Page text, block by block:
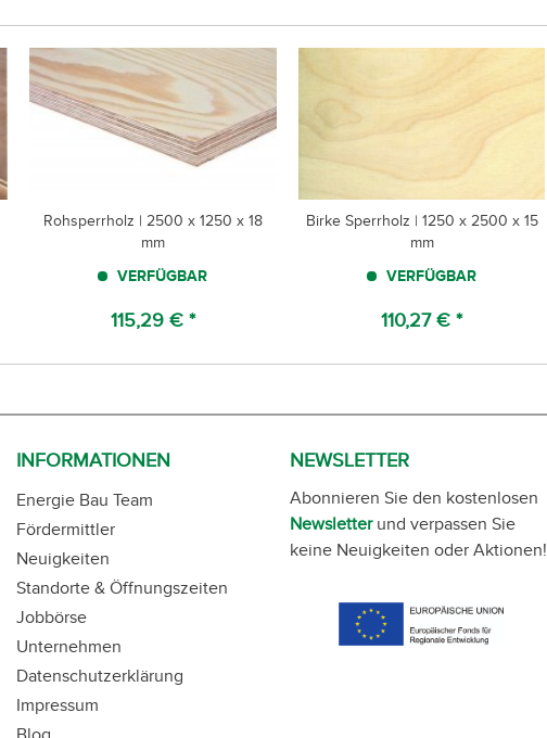
Rohsperrholz | 2500 x 1250 x 18
mm
VERFÜGBAR
115,29 € *
Birke Sperrholz | 1250 x 2500 x 15
mm
VERFÜGBAR
110,27 € *
INFORMATIONEN
Energie Bau Team
Fördermittler
Neuigkeiten
Standorte & Öffnungszeiten
Jobbörse
Unternehmen
Datenschutzerklärung
Impressum
Blog
NEWSLETTER
Abonnieren Sie den kostenlosen
Newsletterund verpassen Sie
keine Neuigkeiten oder Aktionen!